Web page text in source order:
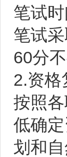
笔试
笔试
60分
2.资格
按照
低确
划和